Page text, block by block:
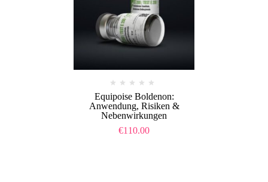
Equipoise Boldenon:
Anwendung, Risiken &
Nebenwirkungen
€110.00